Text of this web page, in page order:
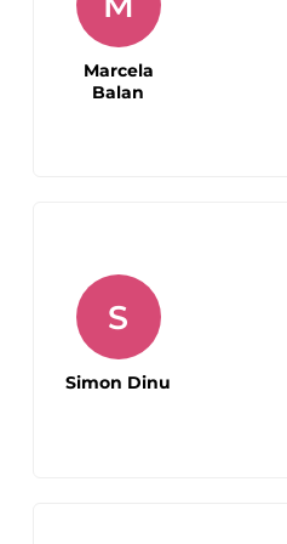
Marcela
Balan
S
Simon Dinu